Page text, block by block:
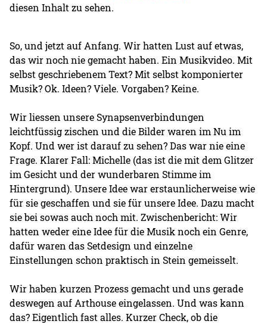
diesen Inhalt zu sehen.
So, und jetzt auf Anfang. Wir hatten Lust auf etwas,
das wir noch nie gemacht haben. Ein Musikvideo. Mit
selbst geschriebenem Text? Mit selbst komponierter
Musik? Ok. Ideen? Viele. Vorgaben? Keine.
Wir liessen unsere Synapsenverbindungen
leichtfüssig zischen und die Bilder waren im Nu im
Kopf. Und wer ist darauf zu sehen? Das war nie eine
Frage. Klarer Fall: Michelle (das ist die mit dem Glitzer
im Gesicht und der wunderbaren Stimme im
Hintergrund). Unsere Idee war erstaunlicherweise wie
für sie geschaffen und sie für unsere Idee. Dazu macht
sie bei sowas auch noch mit. Zwischenbericht: Wir
hatten weder eine Idee für die Musik noch ein Genre,
dafür waren das Setdesign und einzelne
Einstellungen schon praktisch in Stein gemeisselt.
Wir haben kurzen Prozess gemacht und uns gerade
deswegen auf Arthouse eingelassen. Und was kann
das? Eigentlich fast alles. Kurzer Check, ob die